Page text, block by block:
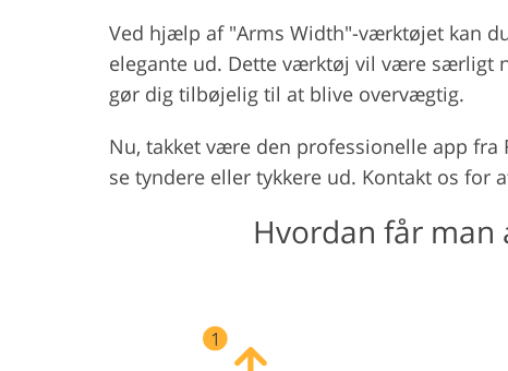
Ved hjælp af "Arms Width"-værktøjet kan
elegante ud. Dette værktøj vil være særligt
gør dig tilbøjelig til at blive overvægtig.
Nu, takket være den professionelle app
se tyndere eller tykkere ud. Kontakt os for
Hvordan får man